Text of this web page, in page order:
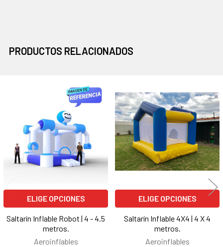
PRODUCTOS RELACIONADOS
relacionados
ELIGE OPCIONES
Saltarín Inflable Robot | 4 - 4.5
metros.
Aeroinflables
ELIGE OPCIONES
Saltarín Inflable 4X4 | 4 X 4
metros.
Aeroinflables